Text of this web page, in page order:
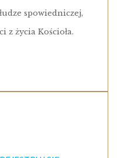
spowiedniczej,
z życia Kościoła.